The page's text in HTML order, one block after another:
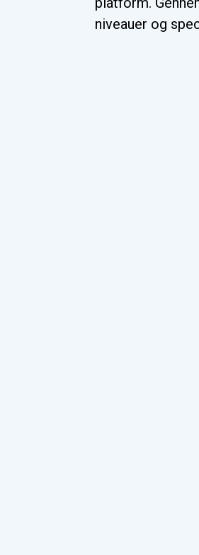
niveauer og